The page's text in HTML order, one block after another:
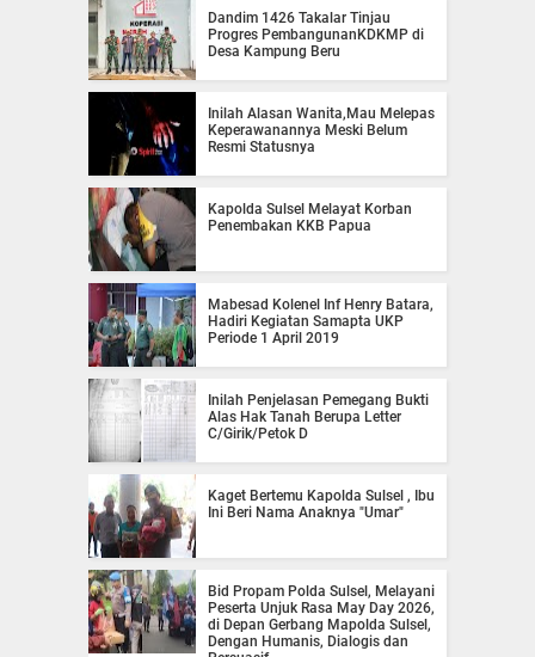
Dandim 1426 Takalar Tinjau
Progres PembangunanKDKMP di
Desa Kampung Beru
Inilah Alasan Wanita,Mau Melepas
Keperawanannya Meski Belum
Resmi Statusnya
Kapolda Sulsel Melayat Korban
Penembakan KKB Papua
Mabesad Kolenel Inf Henry Batara,
Hadiri Kegiatan Samapta UKP
Periode 1 April 2019
Inilah Penjelasan Pemegang Bukti
Alas Hak Tanah Berupa Letter
C/Girik/Petok D
Kaget Bertemu Kapolda Sulsel , Ibu
Ini Beri Nama Anaknya "Umar"
Bid Propam Polda Sulsel, Melayani
Peserta Unjuk Rasa May Day 2026,
di Depan Gerbang Mapolda Sulsel,
Dengan Humanis, Dialogis dan